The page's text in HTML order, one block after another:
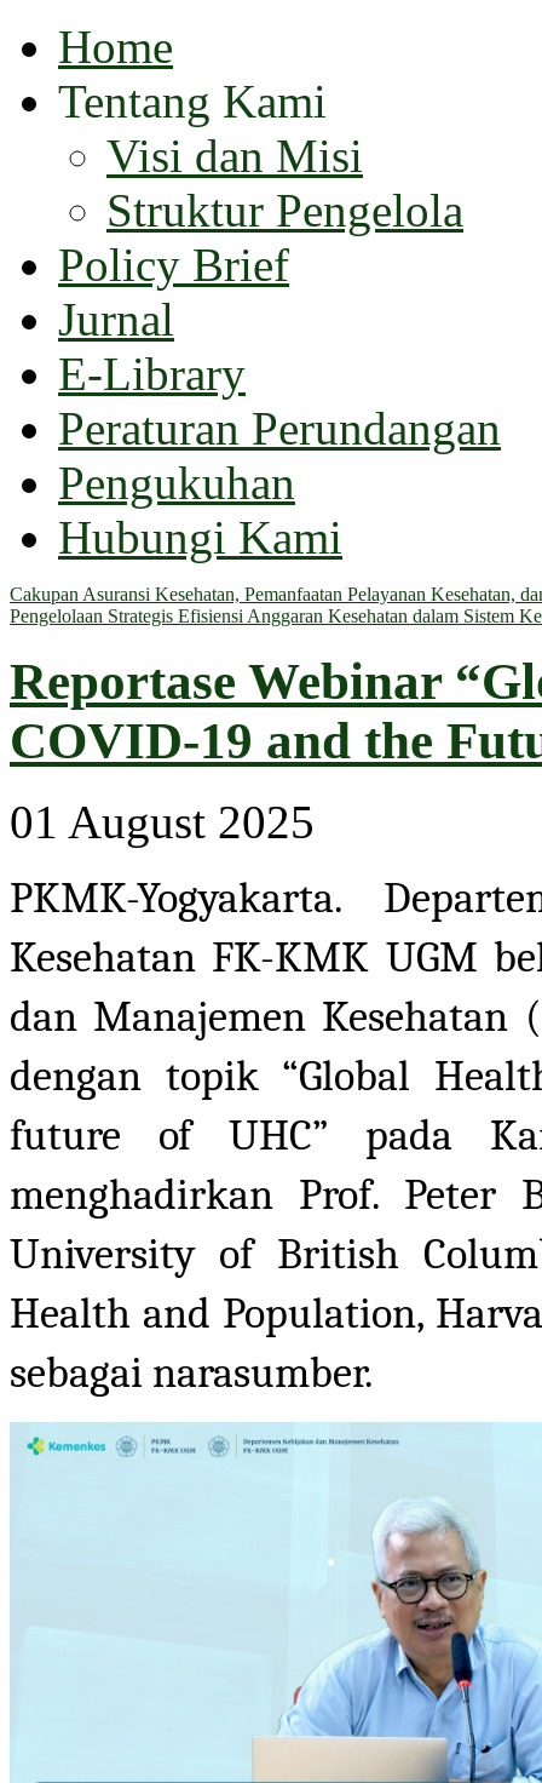
Home
Tentang Kami
Visi dan Misi
Struktur Pengelola
Policy Brief
Jurnal
E-Library
Peraturan Perundangan
Pengukuhan
Hubungi Kami
Cakupan Asuransi Kesehatan, Pemanfaatan Pelayanan Kesehatan,
Pengelolaan Strategis Efisiensi Anggaran Kesehatan dalam Sistem
Reportase Webinar
COVID-19 and the
01 August 2025
PKMK-Yogyakarta.
Kesehatan FK-KMK UGM
dan Manajemen Kesehatan
dengan topik “Global
future of UHC” pada
menghadirkan Prof. Peter
University of British
Health and Population,
sebagai narasumber.